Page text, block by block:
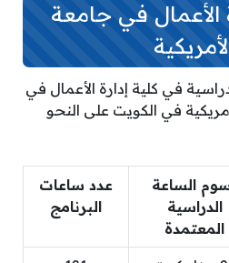
الأعمال في جامعة
في كلية إدارة الأعمال في
في الكويت على النحو
الساعة
الدراسية
المعتمدة
عدد ساعات
البرنامج